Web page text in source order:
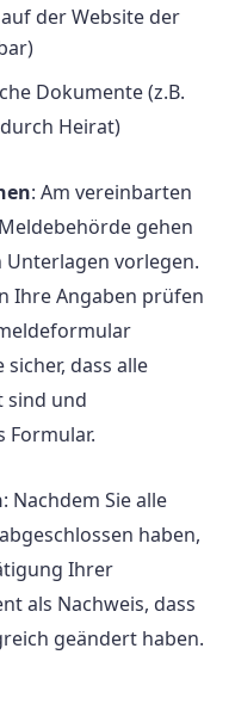
der Website der
Dokumente (z.B.
Heirat)
: Am vereinbarten
gehen
vorlegen.
Ihre Angaben prüfen
dass alle
und
Formular.
: Nachdem Sie alle
haben,
Ihrer
als Nachweis, dass
geändert haben.